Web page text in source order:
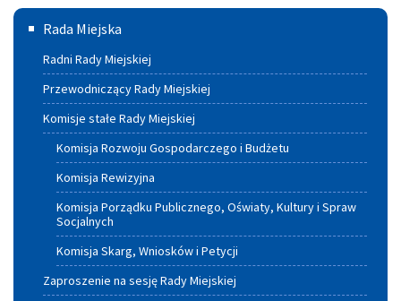
Rada
Miejska
Rada Miejska
Radni Rady Miejskiej
Przewodniczący Rady Miejskiej
Komisje stałe Rady Miejskiej
Komisja Rozwoju Gospodarczego i Budżetu
Komisja Rewizyjna
Komisja Porządku Publicznego, Oświaty, Kultury i Spraw
Socjalnych
Komisja Skarg, Wniosków i Petycji
Zaproszenie na sesję Rady Miejskiej